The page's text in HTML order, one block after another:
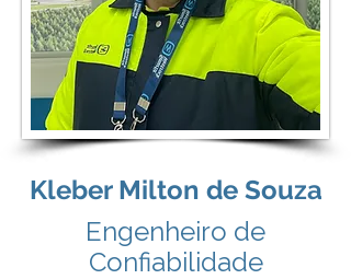
Kleber Milton de Souza
Engenheiro de
Confiabilidade